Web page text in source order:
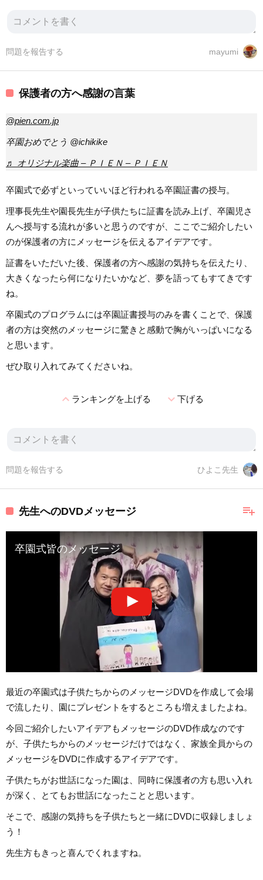
mayumi
問題を報告する
保護者の方へ感謝の言葉
@pien.com.jp
卒園おめでとう @ichikike
♬ オリジナル楽曲 – ＰＩＥＮ – ＰＩＥＮ
卒園式で必ずといっていいほど行われる卒園証書の授与。
理事長先生や園長先生が子供たちに証書を読み上げ、卒園児さ
んへ授与する流れが多いと思うのですが、ここでご紹介したい
のが保護者の方にメッセージを伝えるアイデアです。
証書をいただいた後、保護者の方へ感謝の気持ちを伝えたり、
大きくなったら何になりたいかなど、夢を語ってもすてきです
ね。
卒園式のプログラムには卒園証書授与のみを書くことで、保護
者の方は突然のメッセージに驚きと感動で胸がいっぱいになる
と思います。
ぜひ取り入れてみてくださいね。
expand_lessランキングを上げる expand_more下げる
ひよこ先生
問題を報告する
playlist_add
先生へのDVDメッセージ
卒園式皆のメッセージ
最近の卒園式は子供たちからのメッセージDVDを作成して会場
で流したり、園にプレゼントをするところも増えましたよね。
今回ご紹介したいアイデアもメッセージのDVD作成なのです
が、子供たちからのメッセージだけではなく、家族全員からの
メッセージをDVDに作成するアイデアです。
子供たちがお世話になった園は、同時に保護者の方も思い入れ
が深く、とてもお世話になったことと思います。
そこで、感謝の気持ちを子供たちと一緒にDVDに収録しましょ
う！
先生方もきっと喜んでくれますね。